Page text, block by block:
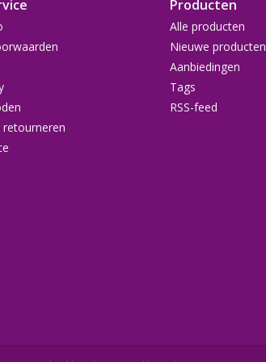
retourneren
Producten
Alle producten
Nieuwe producten
Aanbiedingen
Tags
RSS-feed